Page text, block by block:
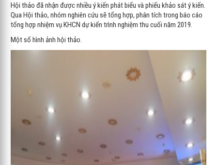
Hội thảo đã nhận được nhiều ý kiến phát biểu và phiếu khảo sát ý kiến.
Qua Hội thảo, nhóm nghiên cứu sẽ tổng hợp, phân tích trong báo cáo
tổng hợp nhiệm vụ KHCN dự kiến trình nghiệm thu cuối năm 2019.
Một số hình ảnh hội thảo.